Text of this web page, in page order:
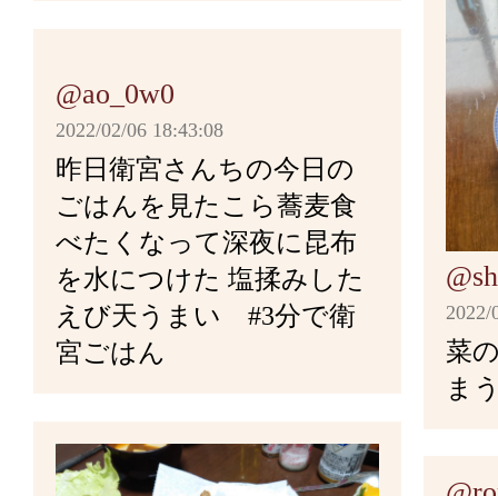
卵は塩で下味を付け、フラ
ッグを作る。
＊あまり卵をそぼろ状にし
食パンの片面に和辛子バタ
いく。ベーコン、菜の花を
スをかける。その上にスク
もう一枚のパンで閉じる。
耐熱皿に④を盛り付け、ア
パン粉を少々ふりかけて、
トースター)で10〜15分焼き
成！
手のひらに打ちつけるよう
㎝くらいの厚さに成形する
は成形後３０分程冷蔵庫で
フライパンを温め、油を引
る。焼いている面が固まっ
く。側面が白くなったら、
80ccから100cc程の差し水
止めて一度に鰹節を入れる。
再び火を点け弱火で一煮立
取り除き火を止め、浮いて
めたら金網や布巾などを使
こした出汁を鍋に戻し、天
卵が固まり切らない半熟の
らなどで切るように混ぜる。
炒めたら、先ほど炒めた具
混ぜ、塩・こしょう・酒で
最後に香り付けのしょう油
する。全体を混ぜ合わせれ
里芋の皮をむく。新物であ
でこする程度でOK。新物で
く。
里芋のぬめり取りのために
たお湯に里芋を入れ、3分
ては擦り合わせながら洗う
び揚げる。これを2回、も
中心まで火が通ったら、最
から40秒揚げ、取り出せば
トマト缶と砕いた固形コン
砂糖を加え、味を調整。酸
し多めに加える。最後にバ
トマトソースの完成。
ご飯を固めに炊く。家庭用
くらいでOK。
フライパンに油をひき、弱
にくを炒め香りを出す。に
で4面を約2分ずつ焼きしっ
は焼く面を変えるとき以外
に焼き目がつく。
※肉の厚さや温度によって
る。例えば、厚さの無い肉
温度が低い時に2分ずつ焼く
アサリ、もしくはハマグリ
は爪楊枝で背ワタを取って
べやすい大きさに切り生姜
出汁を鍋にうつし、昆布を
け、沸騰したら昆布を取り
酒・塩・市販の鰹出汁の粉
2022/
菜
ま
@ao_0w0
2022/02/06 18:43:08
昨日衛宮さんちの今日の
ごはんを見たこら蕎麦食
べたくなって深夜に昆布
を水につけた 塩揉みした
えび天うまい #3分で衛
宮ごはん